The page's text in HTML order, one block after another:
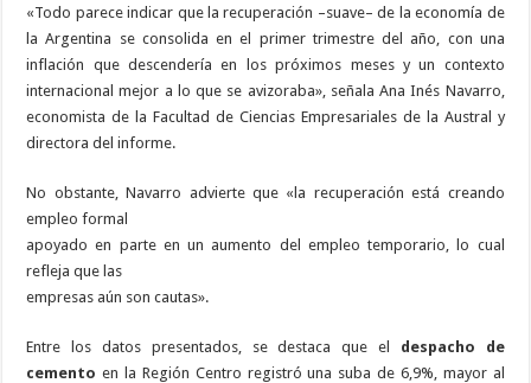
«Todo parece indicar que la recuperación –suave– de la economía de
la Argentina se consolida en el primer trimestre del año, con una
inflación que descendería en los próximos meses y un contexto
internacional mejor a lo que se avizoraba», señala Ana Inés Navarro,
economista de la Facultad de Ciencias Empresariales de la Austral y
directora del informe.
No obstante, Navarro advierte que «la recuperación está creando
empleo formal
apoyado en parte en un aumento del empleo temporario, lo cual
refleja que las
empresas aún son cautas».
Entre los datos presentados, se destaca que el despacho de
cemento en la Región Centro registró una suba de 6,9%, mayor al